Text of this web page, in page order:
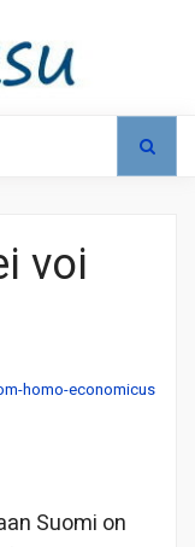
voi
homo-economicus
Suomi on